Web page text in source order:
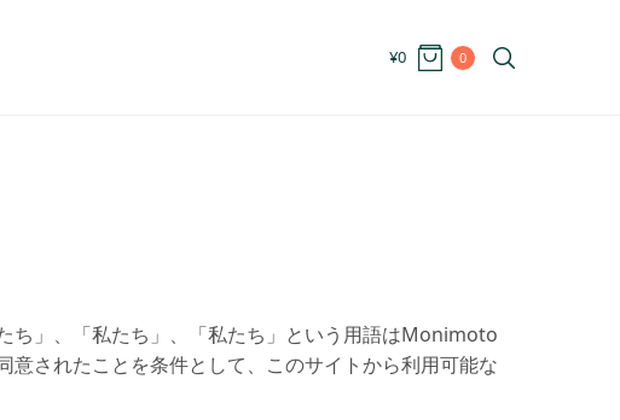
¥0 0
」、「私たち」、「私たち」という用語はMonimoto
されたことを条件として、このサイトから利用可能な